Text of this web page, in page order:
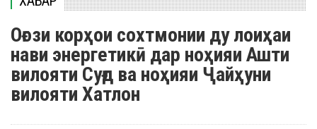
Оғози корҳои сохтмонии ду лоиҳаи
нави энергетикӣ дар ноҳияи Ашти
вилояти Суғд ва ноҳияи Ҷайҳуни
вилояти Хатлон